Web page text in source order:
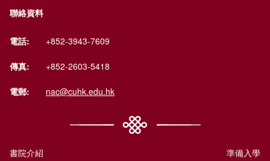
聯絡資料
電話: +852-3943-7609
傳真: +852-2603-5418
電郵: nac@cuhk.edu.hk
書院介紹 準備入學